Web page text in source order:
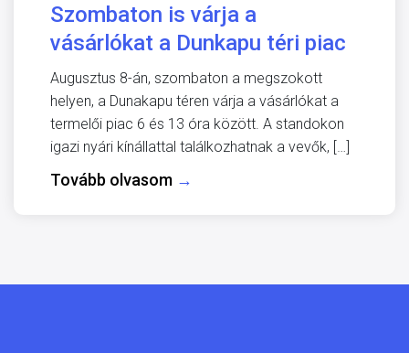
Szombaton is várja a
vásárlókat a Dunkapu téri piac
Augusztus 8-án, szombaton a megszokott
helyen, a Dunakapu téren várja a vásárlókat a
termelői piac 6 és 13 óra között. A standokon
igazi nyári kínállattal találkozhatnak a vevők, […]
Tovább olvasom →